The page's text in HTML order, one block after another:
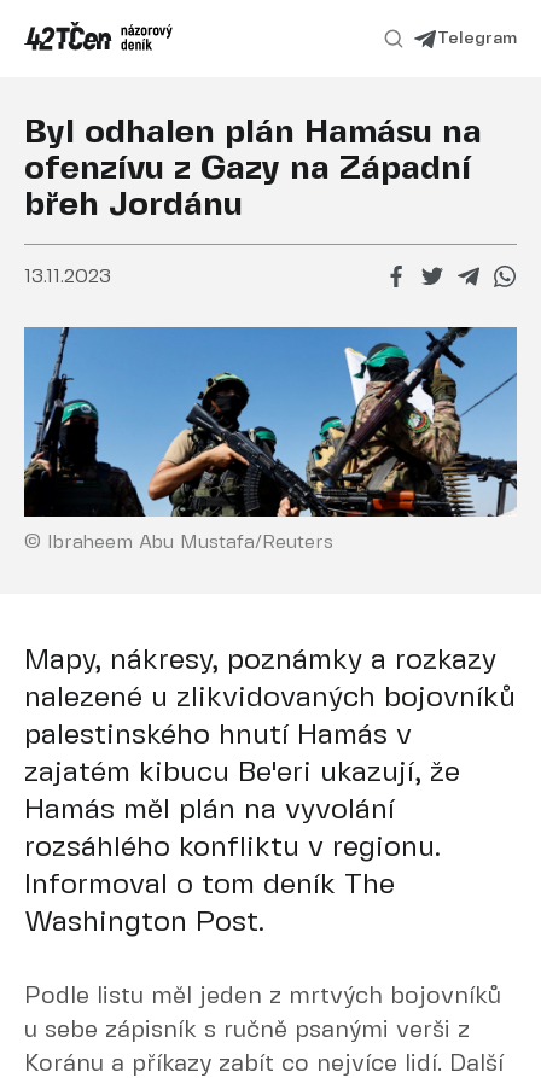
Telegram
Byl odhalen plán Hamásu na
ofenzívu z Gazy na Západní
břeh Jordánu
13.11.2023
© Ibraheem Abu Mustafa/Reuters
Mapy, nákresy, poznámky a rozkazy
nalezené u zlikvidovaných bojovníků
palestinského hnutí Hamás v
zajatém kibucu Be'eri ukazují, že
Hamás měl plán na vyvolání
rozsáhlého konfliktu v regionu.
Informoval o tom deník The
Washington Post.
Podle listu měl jeden z mrtvých bojovníků
u sebe zápisník s ručně psanými verši z
Koránu a příkazy zabít co nejvíce lidí. Další